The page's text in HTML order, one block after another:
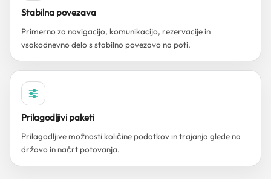
Stabilna povezava
Primerno za navigacijo, komunikacijo, rezervacije in
vsakodnevno delo s stabilno povezavo na poti.
Prilagodljivi paketi
Prilagodljive možnosti količine podatkov in trajanja glede na
državo in načrt potovanja.